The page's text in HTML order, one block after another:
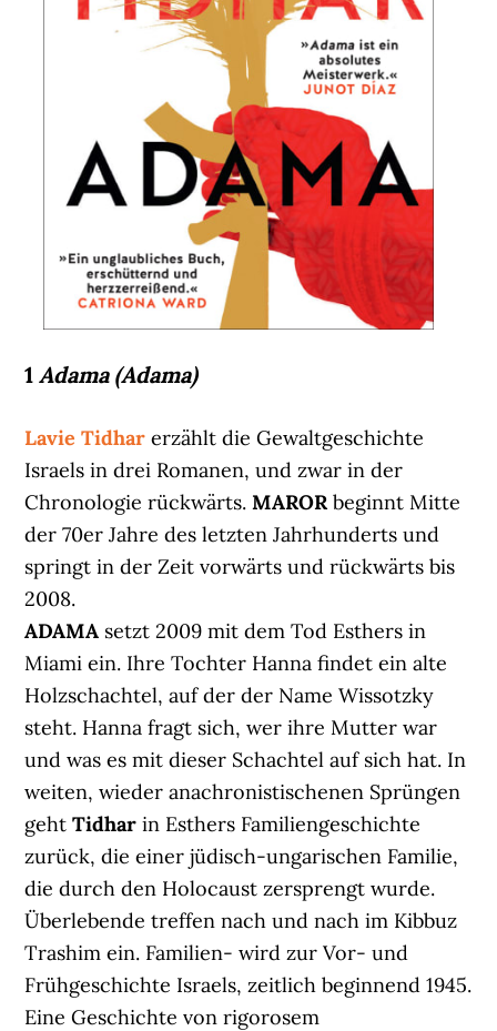
1Adama (Adama)
Lavie Tidhar erzählt die Gewaltgeschichte
Israels in drei Romanen, und zwar in der
Chronologie rückwärts.MARORbeginnt Mitte
der 70er Jahre des letzten Jahrhunderts und
springt in der Zeit vorwärts und rückwärts bis
2008.
ADAMA setzt 2009 mit dem Tod Esthers in
Miami ein. Ihre Tochter Hanna findet ein alte
Holzschachtel, auf der der Name Wissotzky
steht. Hanna fragt sich, wer ihre Mutter war
und was es mit dieser Schachtel auf sich hat. In
weiten, wieder anachronistischenen Sprüngen
gehtTidharin Esthers Familiengeschichte
zurück, die einer jüdisch-ungarischen Familie,
die durch den Holocaust zersprengt wurde.
Überlebende treffen nach und nach im Kibbuz
Trashim ein. Familien- wird zur Vor- und
Frühgeschichte Israels, zeitlich beginnend 1945.
Eine Geschichte von rigorosem